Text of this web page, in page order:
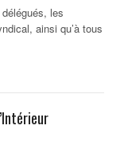
les
ainsi qu’à tous